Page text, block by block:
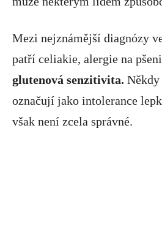
Mezi nejznámější diagnózy
patří celiakie, alergie na
glutenová senzitivita. Někdy
označují jako intolerance
však není zcela správné.